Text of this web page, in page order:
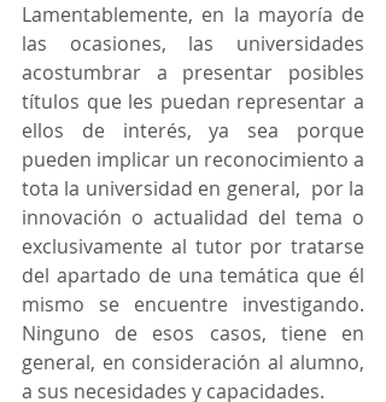
Lamentablemente, en la mayoría de
las ocasiones, las universidades
acostumbrar a presentar posibles
títulos que les puedan representar a
ellos de interés, ya sea porque
pueden implicar un reconocimiento a
tota la universidad en general,  por la
innovación o actualidad del tema o
exclusivamente al tutor por tratarse
del apartado de una temática que él
mismo se encuentre investigando.
Ninguno de esos casos, tiene en
general, en consideración al alumno,
a sus necesidades y capacidades.